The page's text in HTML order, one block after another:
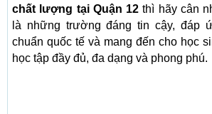
chất lượng tại Quận 12thì hãy cân
là những trường đáng tin cậy, đáp
chuẩn quốc tế và mang đến cho học
học tập đầy đủ, đa dạng và phong phú.